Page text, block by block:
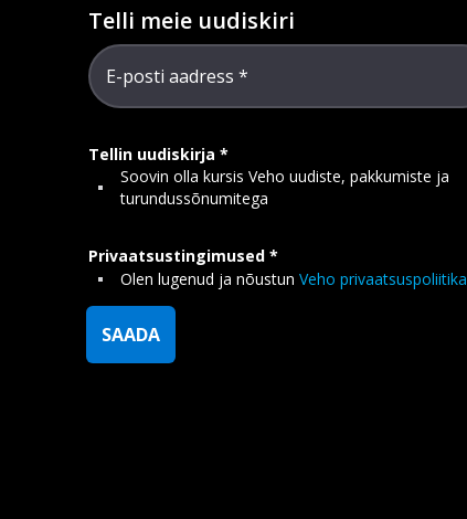
Telli meie uudiskiri
E-posti aadress
Tellin uudiskirja
Soovin olla kursis Veho uudiste, pakkumiste ja
turundussõnumitega
Privaatsustingimused
Olen lugenud ja nõustun Veho
SAADA